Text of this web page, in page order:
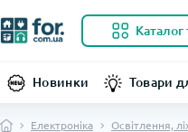
Каталог
Новинки Товари
Електроніка Освітлення,